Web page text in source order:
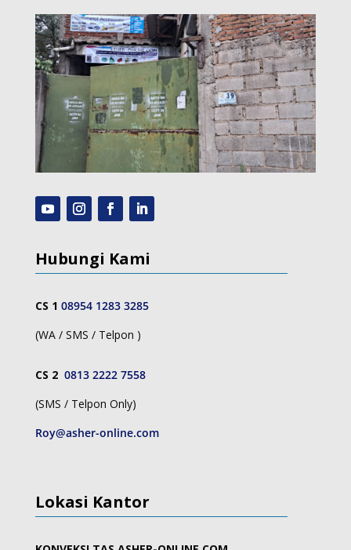
Hubungi Kami
CS 1 08954 1283 3285
(WA / SMS / Telpon )
CS 2 0813 2222 7558
(SMS / Telpon Only)
Roy@asher-online.com
Lokasi Kantor